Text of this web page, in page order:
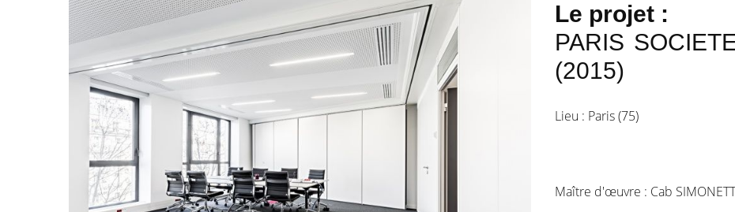
Le projet :
PARIS
(2015)
Lieu : Paris (75)
Maître d'œuvre : Cab